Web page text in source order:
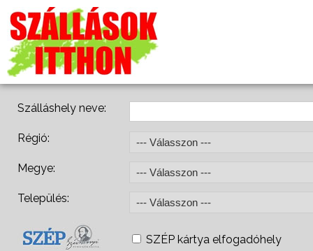
Szálláshely neve:
Régió:
Megye:
Település:
SZÉP kártya elfogadóhely